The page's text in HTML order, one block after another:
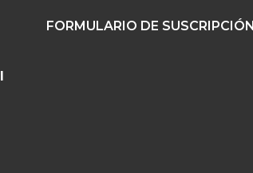
FORMULARIO DE SUSCRIPCIÓN